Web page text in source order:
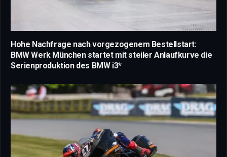
Hohe Nachfrage nach vorgezogenem Bestellstart:
BMW Werk München startet mit steiler Anlaufkurve die
Serienproduktion des BMW i3*